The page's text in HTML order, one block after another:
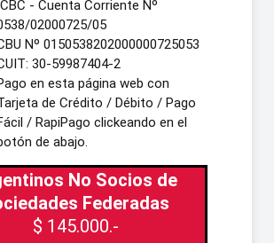
- Cuenta Corriente Nº
02000725/05
Nº 0150538202000000725053
30-59987404-2
en esta página web con
de Crédito / Débito / Pago
/ RapiPago clickeando en el
de abajo.
No Socios de
Federadas
$ 145.000.-